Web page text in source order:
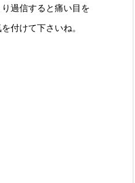
過信すると痛い目を
付けて下さいね。